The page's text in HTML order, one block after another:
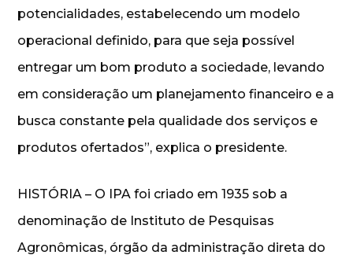
potencialidades, estabelecendo um modelo
operacional definido, para que seja possível
entregar um bom produto a sociedade, levando
em consideração um planejamento financeiro e a
busca constante pela qualidade dos serviços e
produtos ofertados”, explica o presidente.
HISTÓRIA – O IPA foi criado em 1935 sob a
denominação de Instituto de Pesquisas
Agronômicas, órgão da administração direta do